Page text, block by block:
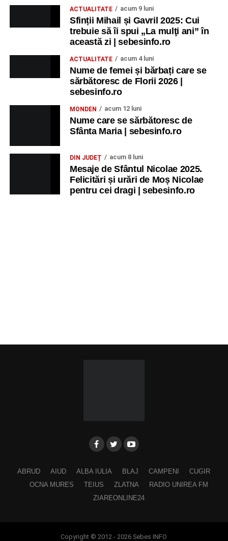
ACTUALITATE acum 9 luni
Sfinții Mihail și Gavril 2025: Cui
trebuie să îi spui „La mulţi ani” în
această zi | sebesinfo.ro
ACTUALITATE acum 4 luni
Nume de femei și bărbați care se
sărbătoresc de Florii 2026 |
sebesinfo.ro
MONDEN acum 12 luni
Nume care se sărbătoresc de
Sfânta Maria | sebesinfo.ro
DIN JUDEȚ acum 8 luni
Mesaje de Sfântul Nicolae 2025.
Felicitări și urări de Moș Nicolae
pentru cei dragi | sebesinfo.ro
ABRUD AIUD ALBA IULIA BLAJ CAMPENI
CUGIR
OCNA MURES
TEIUS ZLATNA
RADIO UNIREA FM
ZIAREONLINE24
Copyright © 2012 - 2026 Sebes INFO